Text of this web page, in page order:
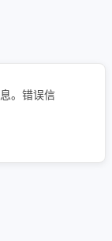
。错误信